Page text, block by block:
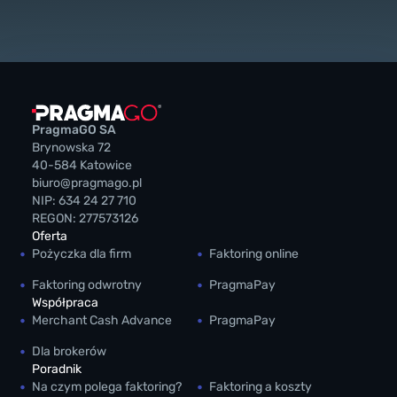
PragmaGO SA
Brynowska 72
40-584 Katowice
biuro@pragmago.pl
NIP: 634 24 27 710
REGON: 277573126
Oferta
Pożyczka dla firm
Faktoring online
Faktoring odwrotny
PragmaPay
Współpraca
Merchant Cash Advance
PragmaPay
Dla brokerów
Poradnik
Na czym polega faktoring?
Faktoring a koszty